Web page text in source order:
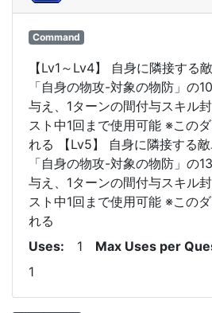
Command
【Lv1～Lv4】 自身に隣接する
「自身の物攻-対象の物防」の
与え、1ターンの間付与スキル
スト中1回まで使用可能 ※この
れる 【Lv5】 自身に隣接する敵
「自身の物攻-対象の物防」の
与え、1ターンの間付与スキル
スト中1回まで使用可能 ※この
れる
Uses
1 Max Uses per
1